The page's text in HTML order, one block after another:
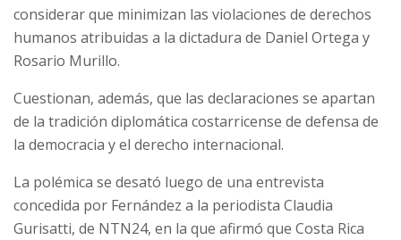
considerar que minimizan las violaciones de derechos
humanos atribuidas a la dictadura de Daniel Ortega y
Rosario Murillo.
Cuestionan, además, que las declaraciones se apartan
de la tradición diplomática costarricense de defensa de
la democracia y el derecho internacional.
La polémica se desató luego de una entrevista
concedida por Fernández a la periodista Claudia
Gurisatti, de NTN24, en la que afirmó que Costa Rica